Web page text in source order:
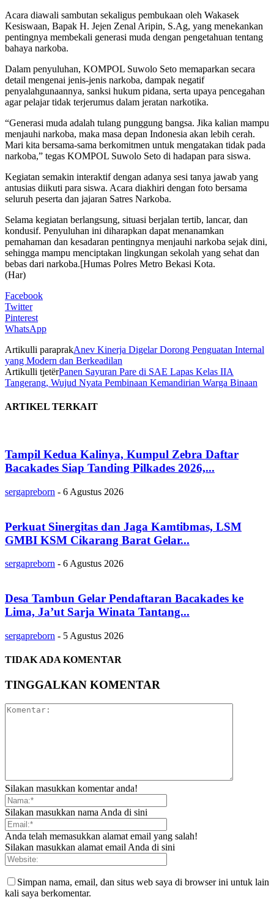
Acara diawali sambutan sekaligus pembukaan oleh Wakasek
Kesiswaan, Bapak H. Jejen Zenal Aripin, S.Ag, yang menekankan
pentingnya membekali generasi muda dengan pengetahuan tentang
bahaya narkoba.
Dalam penyuluhan, KOMPOL Suwolo Seto memaparkan secara
detail mengenai jenis-jenis narkoba, dampak negatif
penyalahgunaannya, sanksi hukum pidana, serta upaya pencegahan
agar pelajar tidak terjerumus dalam jeratan narkotika.
“Generasi muda adalah tulang punggung bangsa. Jika kalian mampu
menjauhi narkoba, maka masa depan Indonesia akan lebih cerah.
Mari kita bersama-sama berkomitmen untuk mengatakan tidak pada
narkoba,” tegas KOMPOL Suwolo Seto di hadapan para siswa.
Kegiatan semakin interaktif dengan adanya sesi tanya jawab yang
antusias diikuti para siswa. Acara diakhiri dengan foto bersama
seluruh peserta dan jajaran Satres Narkoba.
Selama kegiatan berlangsung, situasi berjalan tertib, lancar, dan
kondusif. Penyuluhan ini diharapkan dapat menanamkan
pemahaman dan kesadaran pentingnya menjauhi narkoba sejak dini,
sehingga mampu menciptakan lingkungan sekolah yang sehat dan
bebas dari narkoba.[Humas Polres Metro Bekasi Kota.
(Har)
Facebook
Twitter
Pinterest
WhatsApp
Artikulli paraprakAnev Kinerja Digelar Dorong Penguatan Internal
yang Modern dan Berkeadilan
Artikulli tjetërPanen Sayuran Pare di SAE Lapas Kelas IIA
Tangerang, Wujud Nyata Pembinaan Kemandirian Warga Binaan
ARTIKEL TERKAIT
Tampil Kedua Kalinya, Kumpul Zebra Daftar
Bacakades Siap Tanding Pilkades 2026,...
sergapreborn - 6 Agustus 2026
Perkuat Sinergitas dan Jaga Kamtibmas, LSM
GMBI KSM Cikarang Barat Gelar...
sergapreborn - 6 Agustus 2026
Desa Tambun Gelar Pendaftaran Bacakades ke
Lima, Ja’ut Sarja Winata Tantang...
sergapreborn - 5 Agustus 2026
TIDAK ADA KOMENTAR
TINGGALKAN KOMENTAR
Silakan masukkan komentar anda!
Silakan masukkan nama Anda di sini
Anda telah memasukkan alamat email yang salah!
Silakan masukkan alamat email Anda di sini
Simpan nama, email, dan situs web saya di browser ini untuk lain
kali saya berkomentar.